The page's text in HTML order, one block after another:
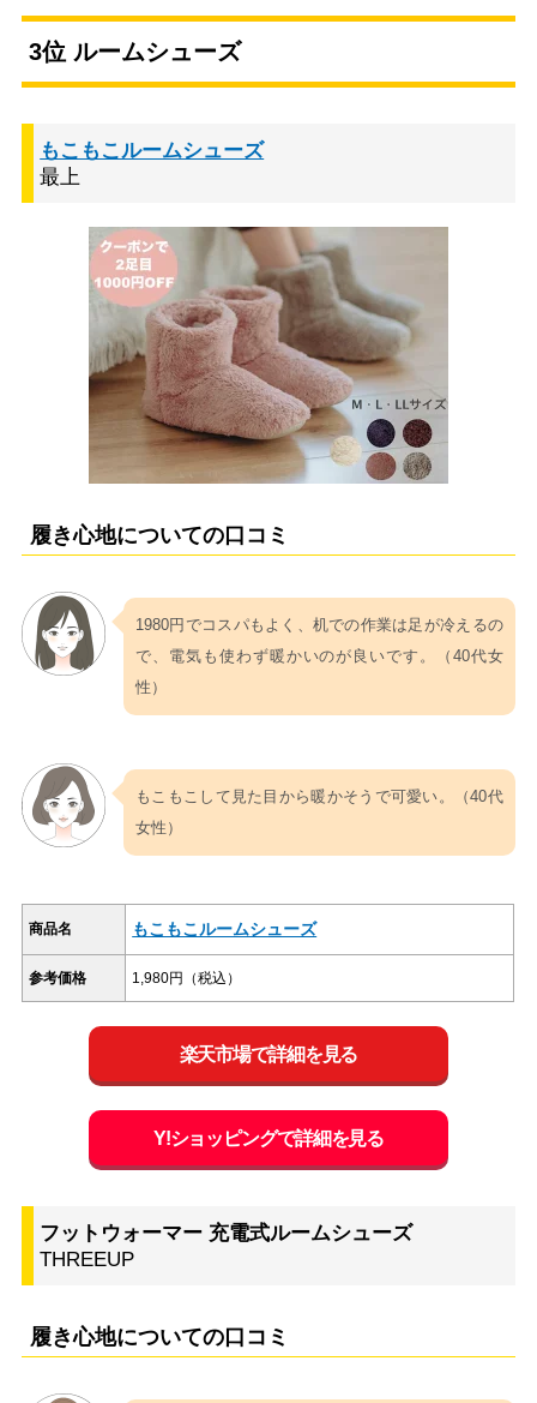
3位 ルームシューズ
もこもこルームシューズ
最上
履き心地についての口コミ
1980円でコスパもよく、机での作業は足が冷えるの
で、電気も使わず暖かいのが良いです。（40代女
性）
もこもこして見た目から暖かそうで可愛い。（40代
女性）
商品名 もこもこルームシューズ
参考価格 1,980円（税込）
楽天市場で詳細を見る
Y!ショッピングで詳細を見る
フットウォーマー 充電式ルームシューズ
THREEUP
履き心地についての口コミ